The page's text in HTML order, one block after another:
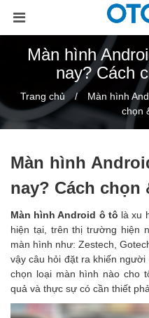
Màn hình
nay? Cách
Trang chủ
Màn hình
chọn
Màn hình
nay? Cách chọn
Màn hình Android ô tô là xu
hiện tại, trên thị trường hiện
màn hình như: Zestech,
vậy câu hỏi đặt ra khiến
chọn loại màn hình nào cho
quả và thực sự có cần thiết